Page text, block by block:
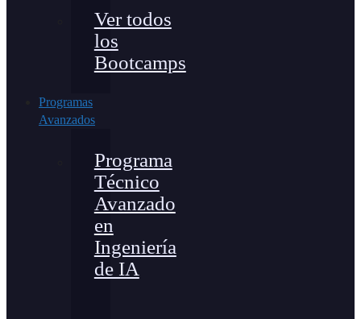
Ver todos
los
Bootcamps
Programas
Avanzados
Programa
Técnico
Avanzado
en
Ingeniería
de IA